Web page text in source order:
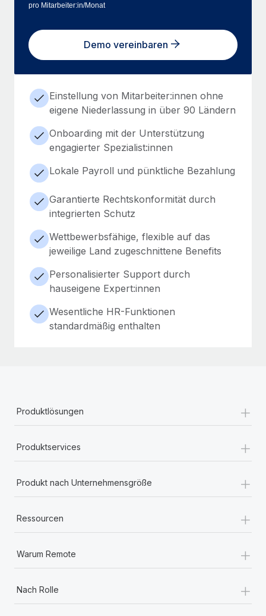
pro Mitarbeiter:in/Monat
Demo vereinbaren
Einstellung von Mitarbeiter:innen ohne
eigene Niederlassung in über 90 Ländern
Onboarding mit der Unterstützung
engagierter Spezialist:innen
Lokale Payroll und pünktliche Bezahlung
Garantierte Rechtskonformität durch
integrierten Schutz
Wettbewerbsfähige, flexible auf das
jeweilige Land zugeschnittene Benefits
Personalisierter Support durch
hauseigene Expert:innen
Wesentliche HR-Funktionen
standardmäßig enthalten
Produktlösungen +
Produktservices +
Produkt nach Unternehmensgröße +
Ressourcen +
Warum Remote +
Nach Rolle
+